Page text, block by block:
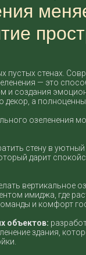
пустых стенах.
— это
и создания
декор, а
озеленения
стену в
дарит
вертикальное
имиджа, где
и комфорт
объектов:
здания,